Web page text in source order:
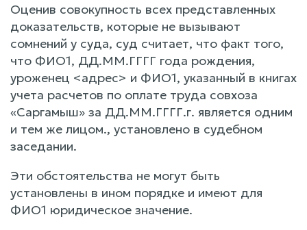
Оценив совокупность всех представленных
доказательств, которые не вызывают
сомнений у суда, суд считает, что факт того,
что ФИО1, ДД.ММ.ГГГГ года рождения,
уроженец <адрес> и ФИО1, указанный в книгах
учета расчетов по оплате труда совхоза
«Саргамыш» за ДД.ММ.ГГГГ.г. является одним
и тем же лицом., установлено в судебном
заседании.
Эти обстоятельства не могут быть
установлены в ином порядке и имеют для
ФИО1 юридическое значение.